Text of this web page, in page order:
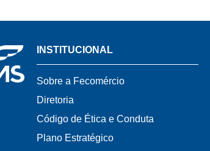
INSTITUCIONAL
Sobre a Fecomércio
Diretoria
Código de Ética e Conduta
Plano Estratégico